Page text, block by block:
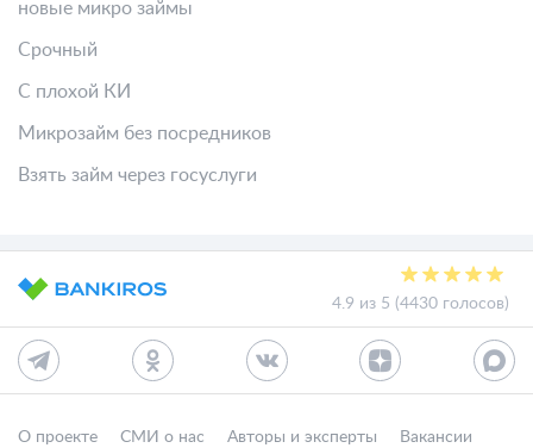
новые микро займы
Срочный
С плохой КИ
Микрозайм без посредников
Взять займ через госуслуги
4.9 из 5 (4430 голосов)
О проекте СМИ о нас Авторы и эксперты
Вакансии